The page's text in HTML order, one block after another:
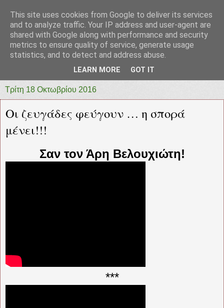
prototypia
"ΠΡΩΤΟΤΥΠΙΑ" * ΑΝΕΞΑΡΤΗΤΗ-ΗΛΕΚΤΡΟΝΙΚΗ-
Τρίτη 18 Οκτωβρίου 2016
Οι ζευγάδες φεύγουν … η σπορά
μένει!!!
Σαν τον Άρη Βελουχιώτη!
***
This site uses cookies from Google to deliver its services
and to analyze traffic. Your IP address and user-agent are
shared with Google along with performance and security
metrics to ensure quality of service, generate usage
statistics, and to detect and address abuse.
LEARN MORE GOT IT